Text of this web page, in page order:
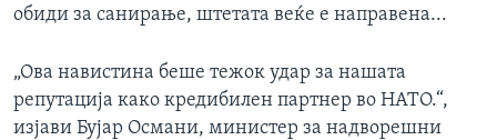
обиди за санирање, штетата веќе е направена...
„Ова навистина беше тежок удар за нашата
репутација како кредибилен партнер во НАТО.“,
изјави Бујар Османи, министер за надворешни